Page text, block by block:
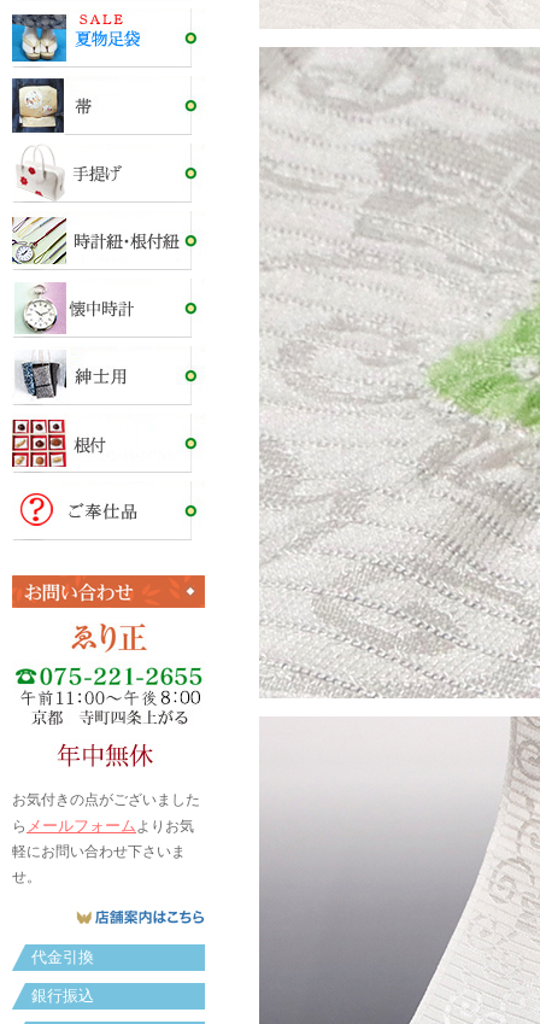
お気付きの点がございました
ら メールフォームよりお気
軽にお問い合わせ下さいま
せ。
代金引換
銀行振込